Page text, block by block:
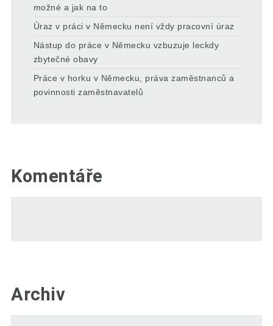
možné a jak na to
Úraz v práci v Německu není vždy pracovní úraz
Nástup do práce v Německu vzbuzuje leckdy
zbytečné obavy
Práce v horku v Německu, práva zaměstnanců a
povinnosti zaměstnavatelů
Komentáře
Archiv